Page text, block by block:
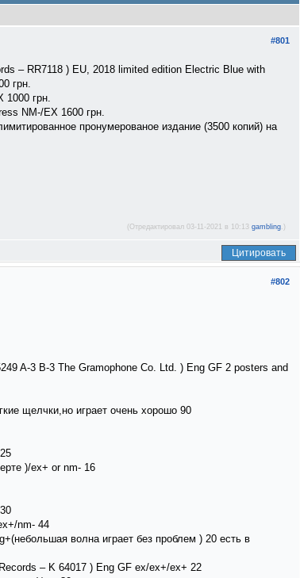
#801
‎– RR7118 ) EU, 2018 limited edition Electric Blue with
грн.
1000 грн.
NM-/EX 1600 грн.
пронумерованое издание (3500 копий) на
(Отредактировал 03-11-2021 в 10:13 gambling.)
Цитировать
#802
A-3 B-3 The Gramophone Co. Ltd. ) Eng GF 2 posters and
щелчки,но играет очень хорошо 90
)/ex+ or nm- 16
nm- 44
волна играет без проблем ) 20 есть в
‎– K 64017 ) Eng GF ex/ex+/ex+ 22